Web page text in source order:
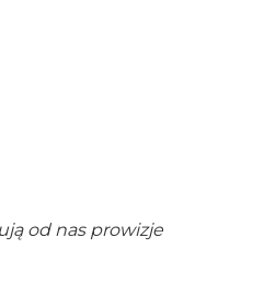
od nas prowizje